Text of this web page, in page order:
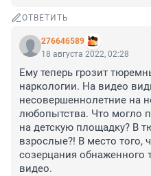
ОТВЕТИТЬ
276646589
18 августа 2022, 02:28
Ему теперь грозит
наркологии. На видео
несовершеннолетние на
любопытства. Что могло
на детскую площадку? В
взрослые?! В место того,
созерцания обнаженного
видео.